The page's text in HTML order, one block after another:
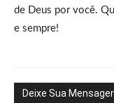
de Deus por você.
e sempre!
Deixe Sua